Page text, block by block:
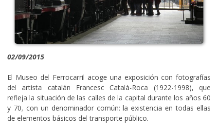
02/09/2015
El Museo del Ferrocarril acoge una exposición con fotografías
del artista catalán Francesc Català-Roca (1922-1998), que
refleja la situación de las calles de la capital durante los años 60
y 70, con un denominador común: la existencia en todas ellas
de elementos básicos del transporte público.